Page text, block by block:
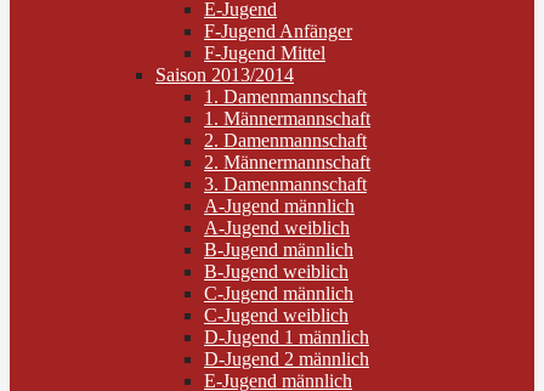
E-Jugend
F-Jugend Anfänger
F-Jugend Mittel
Saison 2013/2014
1. Damenmannschaft
1. Männermannschaft
2. Damenmannschaft
2. Männermannschaft
3. Damenmannschaft
A-Jugend männlich
A-Jugend weiblich
B-Jugend männlich
B-Jugend weiblich
C-Jugend männlich
C-Jugend weiblich
D-Jugend 1 männlich
D-Jugend 2 männlich
E-Jugend männlich